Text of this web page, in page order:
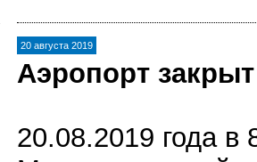
20 августа 2019
Аэропорт закрыт
20.08.2019 года в